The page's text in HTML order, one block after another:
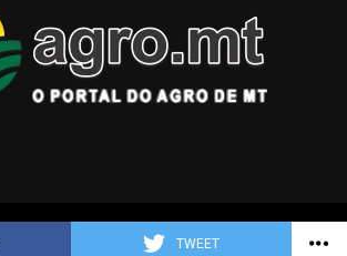
TWEET
Copyright © 2025 agro.mt